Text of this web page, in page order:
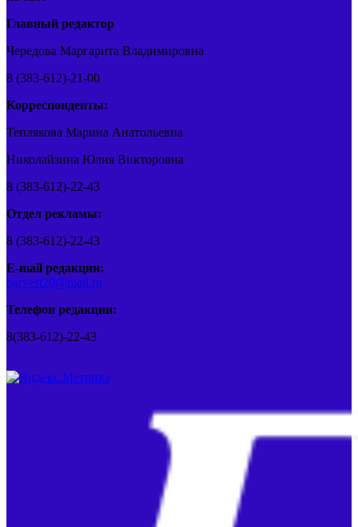
Главный редактор
Чередова Маргарита Владимировна
8 (383-612)-21-00
Корреспонденты:
Теплякова Марина Анатольевна
Николайзина Юлия Викторовна
8 (383-612)-22-43
Отдел рекламы:
8 (383-612)-22-43
E-mail редакции:
barvest20@mail.ru
Телефон редакции:
8(383-612)-22-43